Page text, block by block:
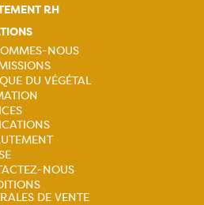
RH
NOUS
DU VÉGÉTAL
NOUS
DE VENTE